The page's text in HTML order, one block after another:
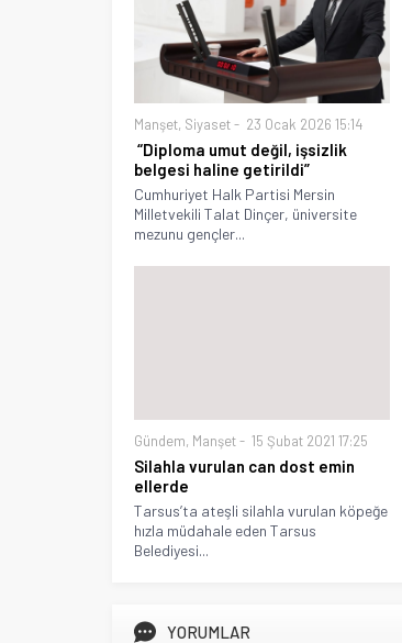
Manşet, Siyaset 23 Ocak 2026 15:14
“Diploma umut değil, işsizlik
belgesi haline getirildi”
Cumhuriyet Halk Partisi Mersin
Milletvekili Talat Dinçer, üniversite
mezunu gençler...
Gündem, Manşet 15 Şubat 2021 17:25
Silahla vurulan can dost emin
ellerde
Tarsus’ta ateşli silahla vurulan köpeğe
hızla müdahale eden Tarsus
Belediyesi...
YORUMLAR